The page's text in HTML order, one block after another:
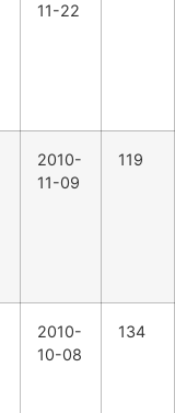
11-22
2010-
11-09
119
2010-
10-08
134